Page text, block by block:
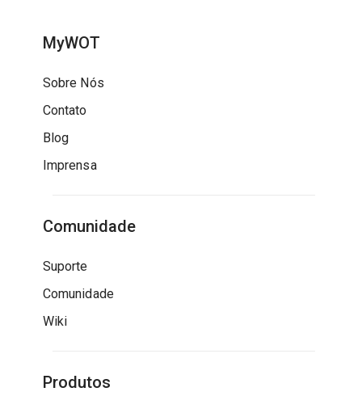
MyWOT
Sobre Nós
Contato
Blog
Imprensa
Comunidade
Suporte
Comunidade
Wiki
Produtos